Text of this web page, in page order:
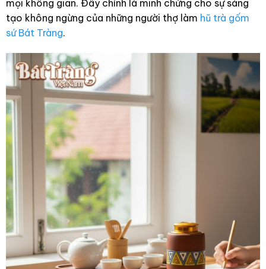
mọi không gian. Đây chính là minh chứng cho sự sáng
tạo không ngừng của những người thợ làm hũ trà gốm
sứ Bát Tràng.